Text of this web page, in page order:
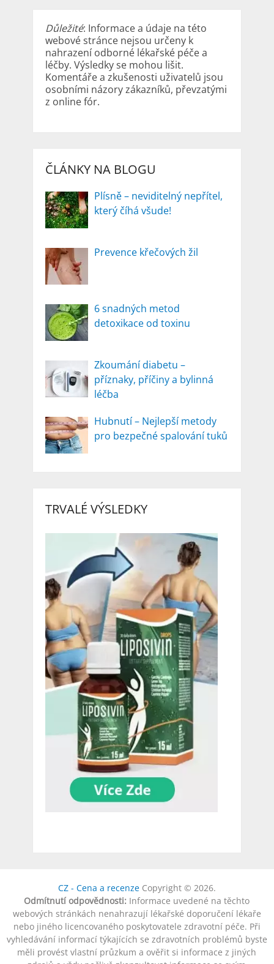
Důležité: Informace a údaje na této
webové stránce nejsou určeny k
nahrazení odborné lékařské péče a
léčby. Výsledky se mohou lišit.
Komentáře a zkušenosti uživatelů jsou
osobními názory zákazníků, převzatými
z online fór.
ČLÁNKY NA BLOGU
Plísně – neviditelný nepřítel,
který číhá všude!
Prevence křečových žil
6 snadných metod
detoxikace od toxinu
Zkoumání diabetu –
příznaky, příčiny a bylinná
léčba
Hubnutí – Nejlepší metody
pro bezpečné spalování tuků
TRVALÉ VÝSLEDKY
CZ - Cena a recenzeCopyright © 2026.
Odmítnutí odpovědnosti: Informace uvedené na těchto
webových stránkách nenahrazují lékařské doporučení lékaře
nebo jiného licencovaného poskytovatele zdravotní péče. Při
vyhledávání informací týkajících se zdravotních problémů byste
měli provést vlastní průzkum a ověřit si informace z jiných